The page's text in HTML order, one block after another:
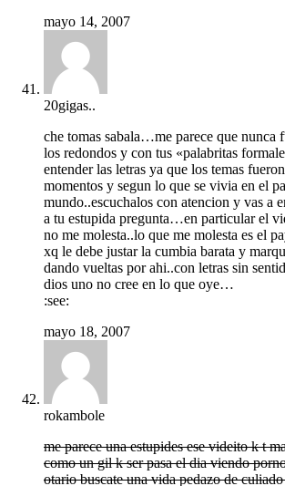
mayo 14, 2007
20gigas..
che tomas sabala…me parece que nunca
los redondos y con tus «palabritas
entender las letras ya que los temas
momentos y segun lo que se vivia en el
mundo..escuchalos con atencion y vas a
a tu estupida pregunta…en particular el
no me molesta..lo que me molesta es el
xq le debe justar la cumbia barata y
dando vueltas por ahi..con letras sin
dios uno no cree en lo que oye…
:see:
mayo 18, 2007
rokambole
me parece una estupides ese videito k t
como un gil k ser pasa el dia viendo
otario buscate una vida pedazo de